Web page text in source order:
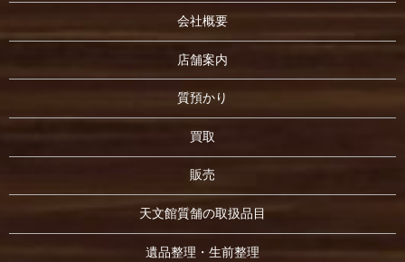
会社概要
店舗案内
質預かり
買取
販売
天文館質舗の取扱品目
遺品整理・生前整理